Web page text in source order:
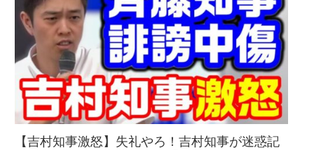
【吉村知事激怒】失礼やろ！吉村知事が迷惑記